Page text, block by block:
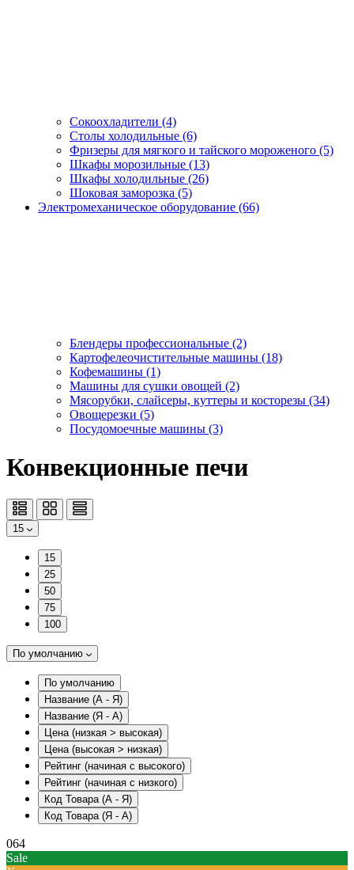
Сокоохладители (4)
Столы холодильные (6)
Фризеры для мягкого и тайского мороженого (5)
Шкафы морозильные (13)
Шкафы холодильные (26)
Шоковая заморозка (5)
Электромеханическое оборудование (66)
Блендеры профессиональные (2)
Картофелеочистительные машины (18)
Кофемашины (1)
Машины для сушки овощей (2)
Мясорубки, слайсеры, куттеры и косторезы (34)
Овощерезки (5)
Посудомоечные машины (3)
Конвекционные печи
15
15
25
50
75
100
По умолчанию
По умолчанию
Название (А - Я)
Название (Я - А)
Цена (низкая > высокая)
Цена (высокая > низкая)
Рейтинг (начиная с высокого)
Рейтинг (начиная с низкого)
Код Товара (А - Я)
Код Товара (Я - А)
064
Sale